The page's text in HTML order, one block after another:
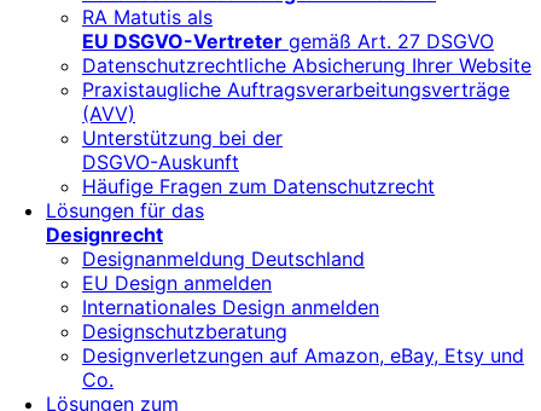
RA Matutis als
EU DSGVO-Vertreter gemäß Art. 27 DSGVO
Datenschutzrechtliche Absicherung Ihrer Website
Praxistaugliche Auftragsverarbeitungsverträge
(AVV)
Unterstützung bei der
DSGVO-Auskunft
Häufige Fragen zum Datenschutzrecht
Lösungen für das
Designrecht
Designanmeldung Deutschland
EU Design anmelden
Internationales Design anmelden
Designschutzberatung
Designverletzungen auf Amazon, eBay, Etsy und
Co.
Lösungen zum